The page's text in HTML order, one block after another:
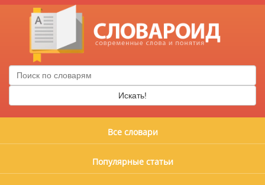
Искать!
Все словари
Популярные статьи